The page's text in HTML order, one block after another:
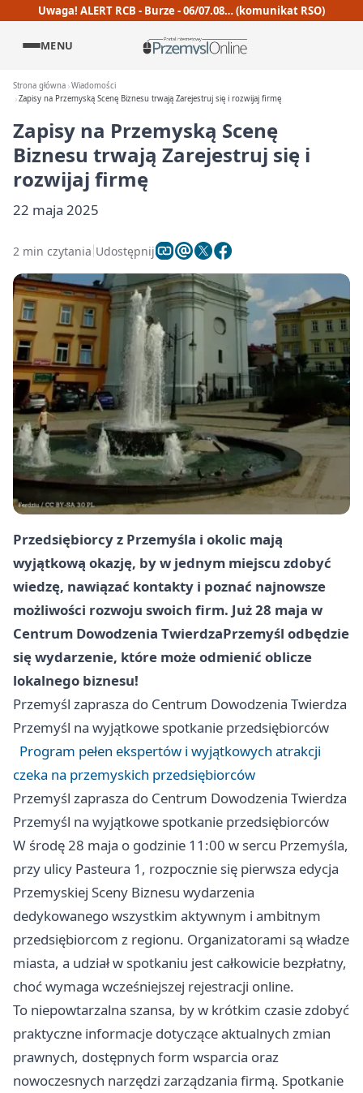
Uwaga! ALERT RCB - Burze - 06/07.08… (komunikat RSO)
MENU
Strona główna Wiadomości
Zapisy na Przemyską Scenę Biznesu trwają Zarejestruj się i rozwijaj firmę
Zapisy na Przemyską Scenę
Biznesu trwają Zarejestruj się i
rozwijaj firmę
22 maja 2025
2 min czytania Udostępnij
Przedsiębiorcy z Przemyśla i okolic mają
wyjątkową okazję, by w jednym miejscu zdobyć
wiedzę, nawiązać kontakty i poznać najnowsze
możliwości rozwoju swoich firm. Już 28 maja w
Centrum Dowodzenia TwierdzaPrzemyśl odbędzie
się wydarzenie, które może odmienić oblicze
lokalnego biznesu!
Przemyśl zaprasza do Centrum Dowodzenia Twierdza
Przemyśl na wyjątkowe spotkanie przedsiębiorców
Program pełen ekspertów i wyjątkowych atrakcji
czeka na przemyskich przedsiębiorców
Przemyśl zaprasza do Centrum Dowodzenia Twierdza
Przemyśl na wyjątkowe spotkanie przedsiębiorców
W środę 28 maja o godzinie 11:00 w sercu Przemyśla,
przy ulicy Pasteura 1, rozpocznie się pierwsza edycja
Przemyskiej Sceny Biznesu wydarzenia
dedykowanego wszystkim aktywnym i ambitnym
przedsiębiorcom z regionu. Organizatorami są władze
miasta, a udział w spotkaniu jest całkowicie bezpłatny,
choć wymaga wcześniejszej rejestracji online.
To niepowtarzalna szansa, by w krótkim czasie zdobyć
praktyczne informacje dotyczące aktualnych zmian
prawnych, dostępnych form wsparcia oraz
nowoczesnych narzędzi zarządzania firmą. Spotkanie